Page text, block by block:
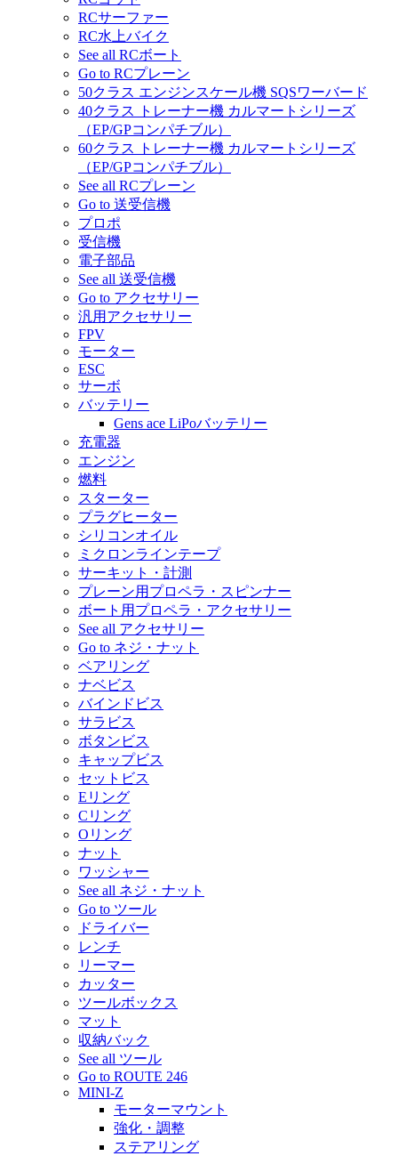
RCサーファー
RC水上バイク
See all RCボート
Go to RCプレーン
50クラス エンジンスケール機 SQSワーバード
40クラス トレーナー機 カルマートシリーズ
（EP/GPコンパチブル）
60クラス トレーナー機 カルマートシリーズ
（EP/GPコンパチブル）
See all RCプレーン
Go to 送受信機
プロポ
受信機
電子部品
See all 送受信機
Go to アクセサリー
汎用アクセサリー
FPV
モーター
ESC
サーボ
バッテリー
Gens ace LiPoバッテリー
充電器
エンジン
燃料
スターター
プラグヒーター
シリコンオイル
ミクロンラインテープ
サーキット・計測
プレーン用プロペラ・スピンナー
ボート用プロペラ・アクセサリー
See all アクセサリー
Go to ネジ・ナット
ベアリング
ナベビス
バインドビス
サラビス
ボタンビス
キャップビス
セットビス
Eリング
Cリング
Oリング
ナット
ワッシャー
See all ネジ・ナット
Go to ツール
ドライバー
レンチ
リーマー
カッター
ツールボックス
マット
収納バック
See all ツール
Go to ROUTE 246
MINI-Z
モーターマウント
強化・調整
ステアリング